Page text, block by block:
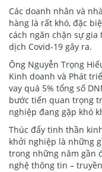
Các doanh nhân và
hàng là rất khó, đặc
cách ngăn chặn sự
dịch Covid-19 gây ra.
Ông Nguyễn Trọng
Kinh doanh và Phát
vay quá 5% tổng số
bước tiến quan trọng
nghiệp đang gặp khó
Thúc đẩy tinh thần
khởi nghiệp là những
trong những năm gần
nghệ thông tin –